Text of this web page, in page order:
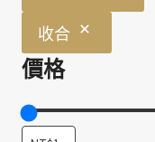
收合
價格